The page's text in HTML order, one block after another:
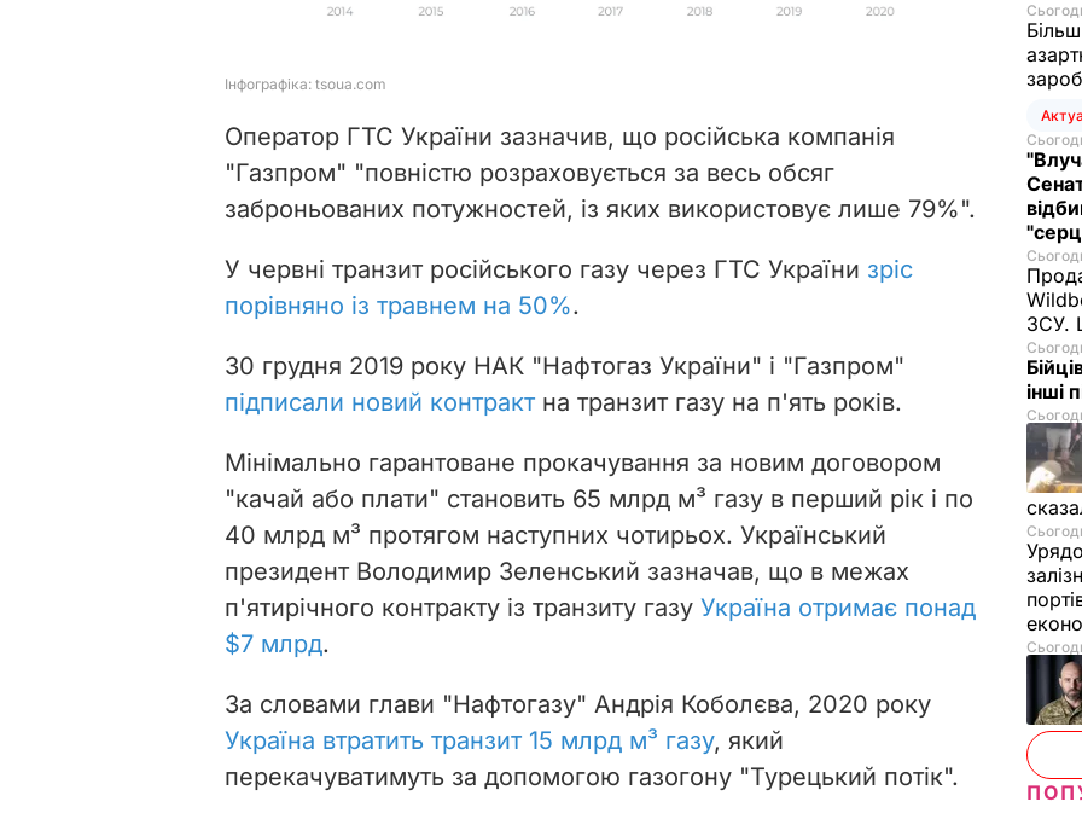
Оператор ГТС України зазначив, що російська компанія
"Газпром" "повністю розраховується за весь обсяг
заброньованих потужностей, із яких використовує лише 79%".
У червні транзит російського газу через ГТС України зріс
порівняно із травнем на 50%.
30 грудня 2019 року НАК "Нафтогаз України" і "Газпром"
підписали новий контрактна транзит газу на п'ять років.
Мінімально гарантоване прокачування за новим договором
"качай або плати" становить 65 млрд м³ газу в перший рік і по
40 млрд м³ протягом наступних чотирьох. Український
президент Володимир Зеленський зазначав, що в межах
п'ятирічного контракту із транзиту газу Україна отримає понад
$7 млрд.
За словами глави "Нафтогазу" Андрія Коболєва, 2020 року
Україна втратить транзит 15 млрд м³ газу, який
перекачуватимуть за допомогою газогону "Турецький потік".
ЗСУ.
інші